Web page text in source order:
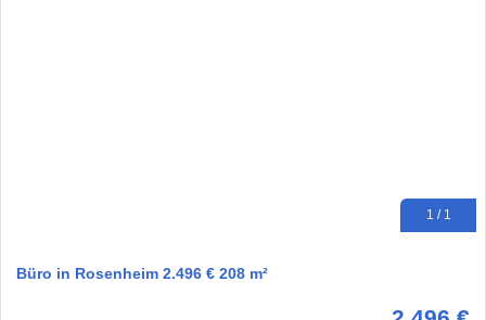
1 / 1
Büro in Rosenheim 2.496 € 208 m²